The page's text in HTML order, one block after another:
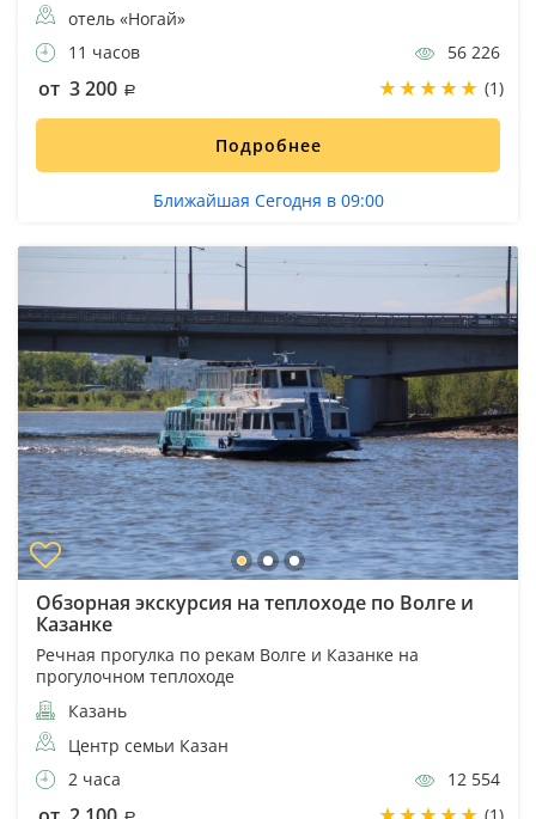
отель «Ногай»
11 часов
56 226
от 3 200 (1)
Подробнее
Ближайшая Сегодня в 09:00
Обзорная экскурсия на теплоходе по Волге и
Казанке
Речная прогулка по рекам Волге и Казанке на
прогулочном теплоходе
Казань
Центр семьи Казан
2 часа
12 554
(1)